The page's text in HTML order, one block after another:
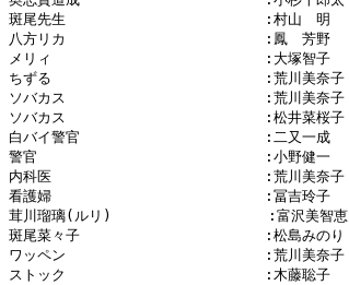
斑尾先生　　　　　　　　　　　　　　:村山　明
八方リカ　　　　　　　　　　　　　　:鳳　芳野
メリィ　　　　　　　　　　　　　　　:大塚智子
ちずる　　　　　　　　　　　　　　　:荒川美奈子
ソバカス　　　　　　　　　　　　　　:荒川美奈子
ソバカス　　　　　　　　　　　　　　:松井菜桜子
白バイ警官　　　　　　　　　　　　　:二又一成
警官　　　　　　　　　　　　　　　　:小野健一
内科医　　　　　　　　　　　　　　　:荒川美奈子
看護婦　　　　　　　　　　　　　　　:冨吉玲子
茸川瑠璃(ルリ)　　　　　　　　　　　:富沢美智恵
斑尾菜々子　　　　　　　　　　　　　:松島みのり
ワッペン　　　　　　　　　　　　　　:荒川美奈子
ストック　　　　　　　　　　　　　　:木藤聡子